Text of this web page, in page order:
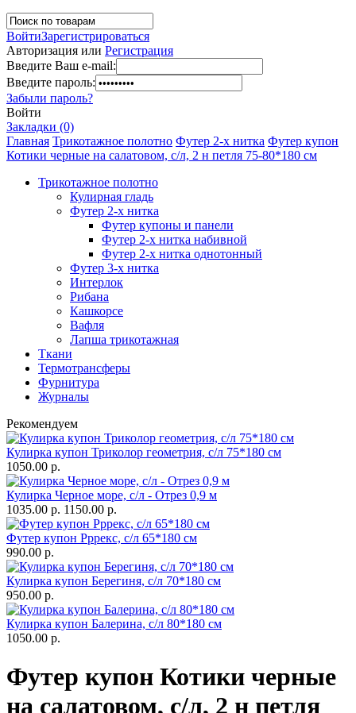
ВойтиЗарегистрироваться
Авторизация или Регистрация
Введите Ваш e-mail:
Введите пароль:
Забыли пароль?
Войти
Закладки (0)
Главная Трикотажное полотно Футер 2-х нитка Футер купон
Котики черные на салатовом, с/л, 2 н петля 75-80*180 см
Трикотажное полотно
Кулирная гладь
Футер 2-х нитка
Футер купоны и панели
Футер 2-х нитка набивной
Футер 2-х нитка однотонный
Футер 3-х нитка
Интерлок
Рибана
Кашкорсе
Вафля
Лапша трикотажная
Ткани
Термотрансферы
Фурнитура
Журналы
Рекомендуем
Кулирка купон Триколор геометрия, с/л 75*180 см
1050.00 р.
Кулирка Черное море, с/л - Отрез 0,9 м
1035.00 р. 1150.00 р.
Футер купон Рррекс, с/л 65*180 см
990.00 р.
Кулирка купон Берегиня, с/л 70*180 см
950.00 р.
Кулирка купон Балерина, с/л 80*180 см
1050.00 р.
Футер купон Котики черные
на салатовом, с/л, 2 н петля